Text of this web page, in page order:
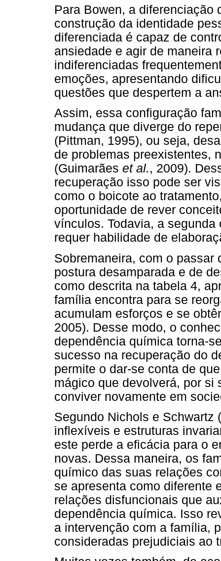
Para Bowen, a diferenciação
construção da identidade
diferenciada é capaz de
ansiedade e agir de maneira
indiferenciadas
emoções, apresentando
questões que despertem a
Assim, essa configuração
mudança que diverge do
(Pittman, 1995), ou seja,
de problemas preexistentes,
(Guimarães et al., 2009).
recuperação isso pode ser
como o boicote ao
oportunidade de rever
vínculos. Todavia, a
requer habilidade de
Sobremaneira, com o passar
postura desamparada e de
como descrita na tabela 4,
família encontra para se
acumulam esforços e se
2005). Desse modo, o
dependência química torna-
sucesso na recuperação do
permite o dar-se conta de
mágico que devolverá, por si
conviver novamente em
Segundo Nichols e Schwartz
inflexíveis e estruturas
este perde a eficácia para o
novas. Dessa maneira, os
químico das suas relações
se apresenta como diferente
relações disfuncionais que
dependência química. Isso
a intervenção com a família,
consideradas prejudiciais ao